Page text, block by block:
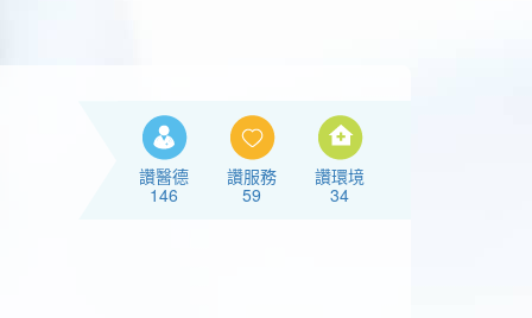
讚醫德
146
讚服務
59
讚環境
34